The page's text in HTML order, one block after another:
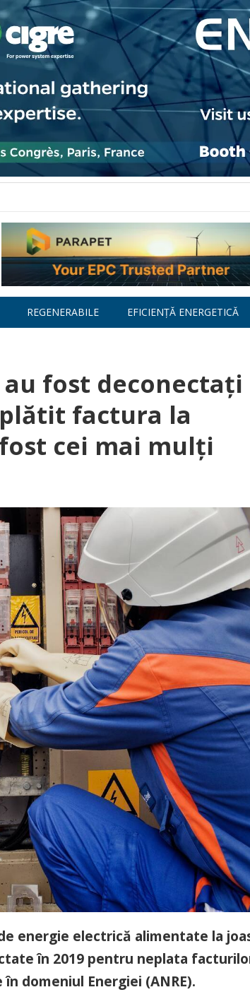
REGENERABILE EFICIENȚĂ ENERGETICĂ
au fost deconectați
factura la
cei mai mulți
energie electrică alimentate la
în 2019 pentru neplata
domeniul Energiei (ANRE).